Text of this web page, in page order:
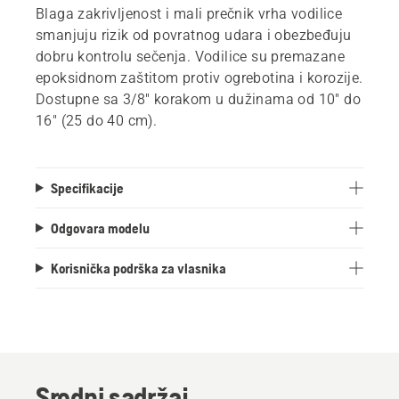
Blaga zakrivljenost i mali prečnik vrha vodilice
smanjuju rizik od povratnog udara i obezbeđuju
dobru kontrolu sečenja. Vodilice su premazane
epoksidnom zaštitom protiv ogrebotina i korozije.
Dostupne sa 3/8" korakom u dužinama od 10" do
16" (25 do 40 cm).
Specifikacije
Odgovara modelu
Korisnička podrška za vlasnika